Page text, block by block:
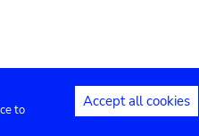
settings Rechtliche
to
Accept all cookies